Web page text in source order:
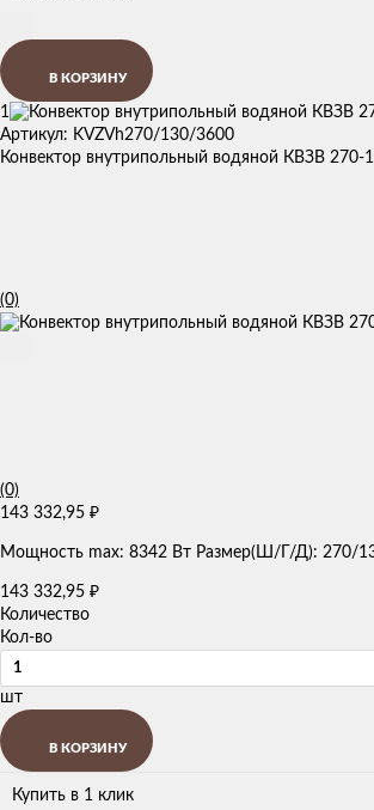
В КОРЗИНУ
1
Артикул: KVZVh270/130/3600
Конвектор внутрипольный водяной КВЗВ 270-
(0)
(0)
143 332,95 ₽
Мощность max: 8342 Вт Размер(Ш/Г/Д): 270/
143 332,95 ₽
Количество
Кол-во
шт
В КОРЗИНУ
Купить в 1 клик